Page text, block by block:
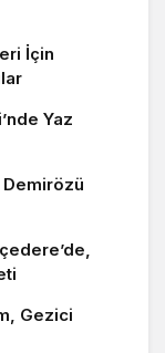
İçin
Yaz
Demirözü
Gezici